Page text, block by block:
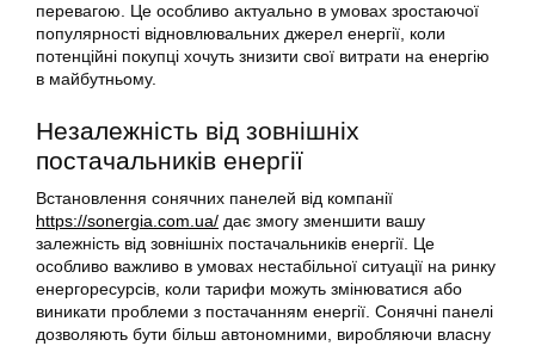
перевагою. Це особливо актуально в умовах зростаючої
популярності відновлювальних джерел енергії, коли
потенційні покупці хочуть знизити свої витрати на енергію
в майбутньому.
Незалежність від зовнішніх
постачальників енергії
Встановлення сонячних панелей від компанії
https://sonergia.com.ua/ дає змогу зменшити вашу
залежність від зовнішніх постачальників енергії. Це
особливо важливо в умовах нестабільної ситуації на ринку
енергоресурсів, коли тарифи можуть змінюватися або
виникати проблеми з постачанням енергії. Сонячні панелі
дозволяють бути більш автономними, виробляючи власну